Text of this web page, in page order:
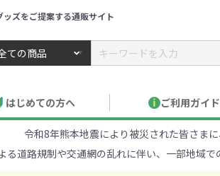
ズをご提案する通販サイト
ドットbiz ／ 名入れ・販促品・記念品・
はじめての方へ ご利用ガイド
見積もり作成について のし・包
見積もりサポート
令和8年熊本地震により被災された皆さま
る道路規制や交通網の乱れに伴い、一部地域